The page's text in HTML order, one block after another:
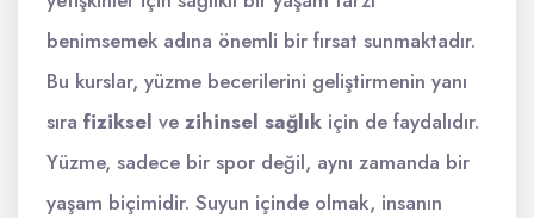
benimsemek adına önemli bir fırsat sunmaktadır.
Bu kurslar, yüzme becerilerini geliştirmenin yanı
sıra fiziksel ve zihinsel sağlık için de faydalıdır.
Yüzme, sadece bir spor değil, aynı zamanda bir
yaşam biçimidir. Suyun içinde olmak, insanın